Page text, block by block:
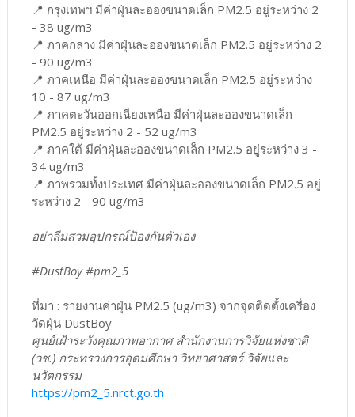
📍 กรุงเทพฯ มีค่าฝุ่นละอองขนาดเล็ก PM2.5 อยู่ระหว่าง 2
- 38 ug/m3
📍 ภาคกลาง มีค่าฝุ่นละอองขนาดเล็ก PM2.5 อยู่ระหว่าง 2
- 90 ug/m3
📍 ภาคเหนือ มีค่าฝุ่นละอองขนาดเล็ก PM2.5 อยู่ระหว่าง
10 - 87 ug/m3
📍 ภาคตะวันออกเฉียงเหนือ มีค่าฝุ่นละอองขนาดเล็ก
PM2.5 อยู่ระหว่าง 2 - 52 ug/m3
📍 ภาคใต้ มีค่าฝุ่นละอองขนาดเล็ก PM2.5 อยู่ระหว่าง 3 -
34 ug/m3
📍 ภาพรวมทั้งประเทศ มีค่าฝุ่นละอองขนาดเล็ก PM2.5 อยู่
ระหว่าง 2 - 90 ug/m3
อย่าลืมสวมอุปกรณ์ป้องกันตัวเอง
#DustBoy #pm2_5
ที่มา : รายงานค่าฝุ่น PM2.5 (ug/m3) จากจุดติดตั้งเครื่อง
วัดฝุ่น DustBoy
ศูนย์เฝ้าระวังคุณภาพอากาศ สำนักงานการวิจัยแห่งชาติ
(วช.) กระทรวงการอุดมศึกษา วิทยาศาสตร์ วิจัยและ
นวัตกรรม
https://pm2_5.nrct.go.th